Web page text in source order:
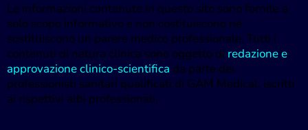
Le informazioni contenute in questo sito sono fornite a
solo scopo informativo e non costituiscono né
sostituiscono un parere medico professionale. Tutti i
contenuti di natura clinica sono oggetto di redazione e
approvazione clinico-scientifica da parte dei
professionisti sanitari qualificati di GAM Medical, iscritti
ai rispettivi albi professionali.